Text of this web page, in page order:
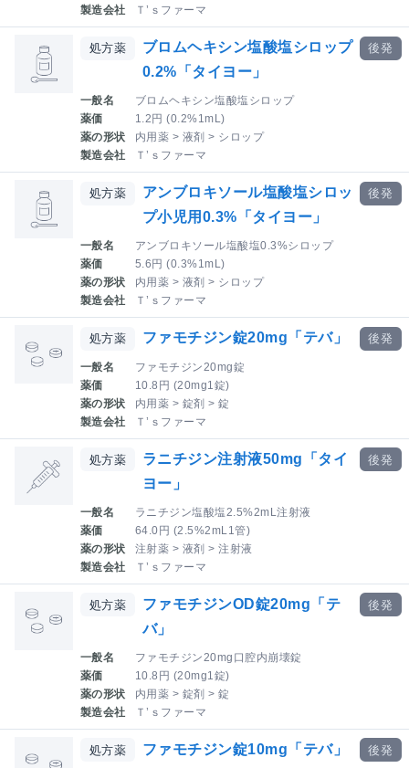
製造会社 Ｔ’ｓファーマ
処方薬
ブロムヘキシン塩酸塩シロップ
0.2%「タイヨー」
一般名
ブロムヘキシン塩酸塩シロップ
薬価
1.2円 (0.2%1mL)
薬の形状
内用薬 > 液剤 > シロップ
製造会社
Ｔ’ｓファーマ
後発
処方薬
アンブロキソール塩酸塩シロッ
プ小児用0.3%「タイヨー」
一般名
アンブロキソール塩酸塩0.3%シロップ
薬価
5.6円 (0.3%1mL)
薬の形状
内用薬 > 液剤 > シロップ
製造会社
Ｔ’ｓファーマ
後発
処方薬 ファモチジン錠20mg「テバ」
一般名
ファモチジン20mg錠
薬価
10.8円 (20mg1錠)
薬の形状
内用薬 > 錠剤 > 錠
製造会社
Ｔ’ｓファーマ
後発
処方薬
ラニチジン注射液50mg「タイ
ヨー」
一般名
ラニチジン塩酸塩2.5%2mL注射液
薬価
64.0円 (2.5%2mL1管)
薬の形状
注射薬 > 液剤 > 注射液
製造会社
Ｔ’ｓファーマ
後発
処方薬
ファモチジンOD錠20mg「テ
バ」
一般名
ファモチジン20mg口腔内崩壊錠
薬価
10.8円 (20mg1錠)
薬の形状
内用薬 > 錠剤 > 錠
製造会社
Ｔ’ｓファーマ
後発
処方薬 ファモチジン錠10mg「テバ」 後発